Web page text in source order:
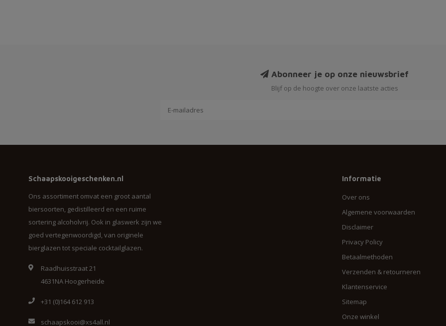
Abonneer je op onze nieuwsbrief
Blijf op de hoogte over onze laatste acties
Schaapskooigeschenken.nl
Ons assortiment omvat een groot aantal
biersoorten, gedistilleerd en een ruime
sortering alcoholvrij. Ook in glaswerk zijn we
goed vertegenwoordigd, van originele
bierglazen tot speciale cocktailglazen.
Raadhuisstraat 21
4631NA Hoogerheide
+31 (0)164 612 913
schaapskooi@xs4all.nl
Informatie
Over ons
Algemene voorwaarden
Disclaimer
Privacy Policy
Betaalmethoden
Verzenden & retourneren
Klantenservice
Sitemap
Onze winkel